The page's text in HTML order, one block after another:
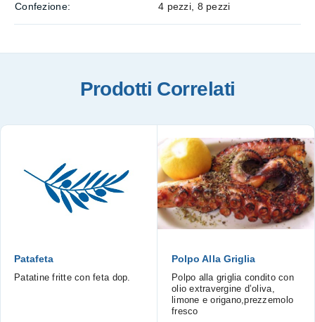
Confezione 4 pezzi, 8 pezzi
Prodotti Correlati
Patafeta
Patatine fritte con feta dop.
Polpo Alla Griglia
Polpo alla griglia condito con
olio extravergine d’oliva,
limone e origano,prezzemolo
fresco